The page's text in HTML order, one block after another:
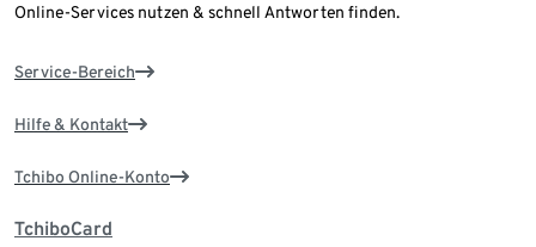
Online-Services nutzen & schnell Antworten finden.
Service-Bereich
Hilfe & Kontakt
Tchibo Online-Konto
TchiboCard